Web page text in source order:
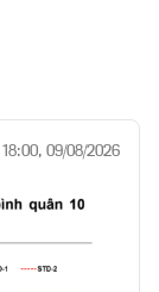
18:00, 09/08/2026